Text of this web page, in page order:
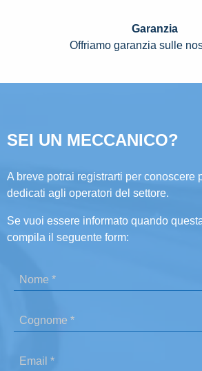
Garanzia
Offriamo garanzia sulle
SEI UN MECCANICO?
A breve potrai registrarti per conoscere
dedicati agli operatori del settore.
Se vuoi essere informato quando
compila il seguente form: